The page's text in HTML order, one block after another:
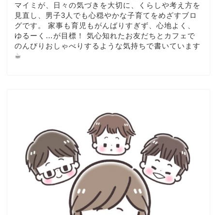
マイミが、日々の気づきを大切に、くらしや考え方を
見直し、男子3人でも心穏やかな子育てをめざすブロ
グです。 家事も育児もがんばりすぎず、心地よく、
ゆるーく…が目標！ 気心知れたお友だちとカフェで
のんびりおしゃべりするような気持ちで書いています
☕︎